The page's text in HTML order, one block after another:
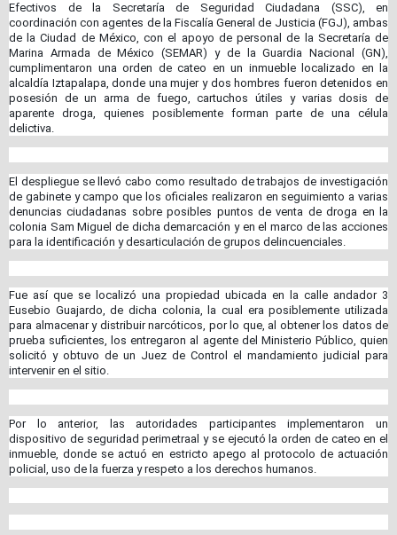
Efectivos de la Secretaría de Seguridad Ciudadana (SSC), en
coordinación con agentes de la Fiscalía General de Justicia (FGJ), ambas
de la Ciudad de México, con el apoyo de personal de la Secretaría de
Marina Armada de México (SEMAR) y de la Guardia Nacional (GN),
cumplimentaron una orden de cateo en un inmueble localizado en la
alcaldía Iztapalapa, donde una mujer y dos hombres fueron detenidos en
posesión de un arma de fuego, cartuchos útiles y varias dosis de
aparente droga, quienes posiblemente forman parte de una célula
delictiva.
El despliegue se llevó cabo como resultado de trabajos de investigación
de gabinete y campo que los oficiales realizaron en seguimiento a varias
denuncias ciudadanas sobre posibles puntos de venta de droga en la
colonia Sam Miguel de dicha demarcación y en el marco de las acciones
para la identificación y desarticulación de grupos delincuenciales.
Fue así que se localizó una propiedad ubicada en la calle andador 3
Eusebio Guajardo, de dicha colonia, la cual era posiblemente utilizada
para almacenar y distribuir narcóticos, por lo que, al obtener los datos de
prueba suficientes, los entregaron al agente del Ministerio Público, quien
solicitó y obtuvo de un Juez de Control el mandamiento judicial para
intervenir en el sitio.
Por lo anterior, las autoridades participantes implementaron un
dispositivo de seguridad perimetraal y se ejecutó la orden de cateo en el
inmueble, donde se actuó en estricto apego al protocolo de actuación
policial, uso de la fuerza y respeto a los derechos humanos.